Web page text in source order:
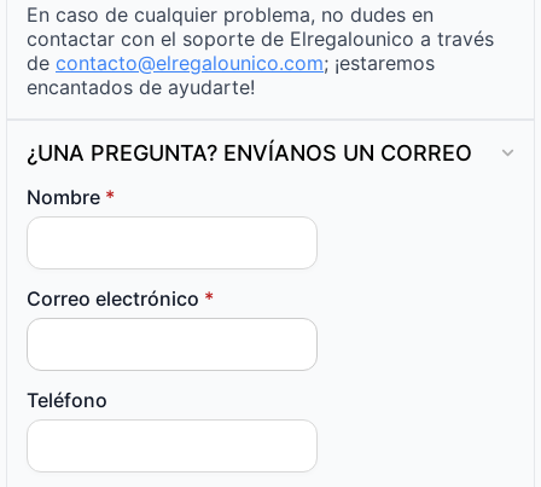
En caso de cualquier problema, no dudes en
contactar con el soporte de Elregalounico a través
de contacto@elregalounico.com; ¡estaremos
encantados de ayudarte!
¿UNA PREGUNTA? ENVÍANOS UN CORREO
Nombre *
Correo electrónico *
Teléfono